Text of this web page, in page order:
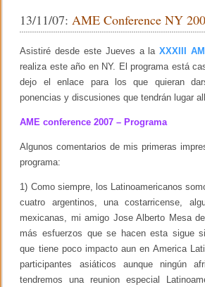
b
o
o
k
ar
tir
l
l
t
o
m
r
13/11/07:AME Conference NY
Asistiré desde este Jueves a laXXXIII
realiza este año en NY. El programa está
dejo el enlace para los que quieran
ponencias y discusiones que tendrán lugar
AME conference 2007 – Programa
Algunos comentarios de mis primeras
programa:
1) Como siempre, los Latinoamericanos
cuatro argentinos, una costarricense,
mexicanas, mi amigo Jose Alberto Mesa
más esfuerzos que se hacen esta sigue
que tiene poco impacto aun en America
participantes asiáticos aunque ningún
tendremos una reunion especial